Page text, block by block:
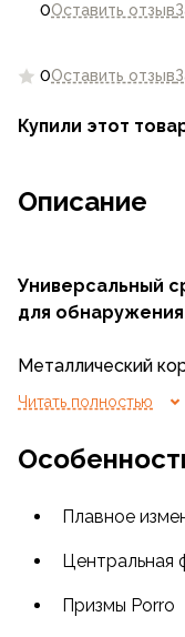
0Оставить отзыв
0Оставить отзыв
Купили этот
Описание
Универсальный
для
Металлический
гидрофобной
Достаточно
для дальних
Хорошо
Читать полностью
Плавное
Центральная
Призмы Porro